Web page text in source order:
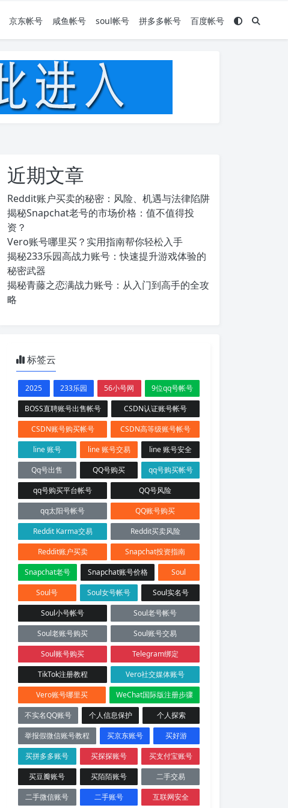
京东帐号 咸鱼帐号 soul帐号 拼多多帐号 百度帐号
近期文章
Reddit账户买卖的秘密：风险、机遇与法律陷阱
揭秘Snapchat老号的市场价格：值不值得投
资？
Vero账号哪里买？实用指南帮你轻松入手
揭秘233乐园高战力账号：快速提升游戏体验的
秘密武器
揭秘青藤之恋满战力账号：从入门到高手的全攻
略
标签云
2025 233乐园 56小号网
9位qq号帐号
BOSS直聘账号出售帐号
CSDN认证账号帐号
CSDN账号购买帐号
CSDN高等级账号帐号
line 账号
line 账号交易
line 账号安全
Qq号出售
QQ号购买
qq号购买帐号
qq号购买平台帐号
QQ号风险
qq太阳号帐号
QQ账号购买
Reddit Karma交易
Reddit买卖风险
Reddit账户买卖
Snapchat投资指南
Snapchat老号
Snapchat账号价格
Soul
Soul号
Soul女号帐号
Soul实名号
Soul小号帐号
Soul老号帐号
Soul老账号购买
Soul账号交易
Soul账号购买
Telegram绑定
TikTok注册教程
Vero社交媒体账号
Vero账号哪里买
WeChat国际版注册步骤
不实名QQ账号
个人信息保护
个人探索
举报假微信账号教程
买京东账号
买好游
买拼多多账号
买探探账号
买支付宝账号
买豆瓣账号
买陌陌账号
二手交易
二手微信账号
二手账号 互联网安全